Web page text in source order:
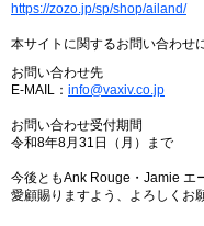
https://zozo.jp/sp/shop/ailand/
本サイトに関するお問い合わせ
お問い合わせ先
E-MAIL： info@vaxiv.co.jp
お問い合わせ受付期間
令和8年8月31日（月）まで
今後ともAnk Rouge・Jamie エ
愛顧賜りますよう、よろしくお